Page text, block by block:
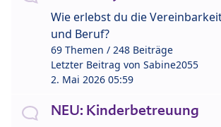
Wie erlebst du die
und Beruf?
69 Themen / 248 Beiträge
Letzter Beitrag von Sabine2055
2. Mai 2026 05:59
NEU: Kinderbetreuung